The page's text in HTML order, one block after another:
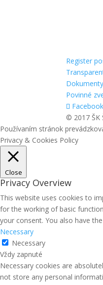
Register
Dokumenty
Povinné
Facebook
© 2017
Používaním stránok
Privacy & Cookies Policy
Close
Privacy Overview
This website uses cookies to
for the working of basic
your consent. You also have
Necessary
Necessary
Vždy zapnuté
Necessary cookies are
not store any personal